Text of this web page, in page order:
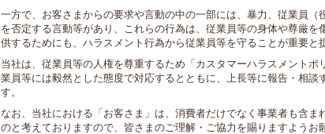
一方で、お客さまからの要求や言動の中の一部には、暴力、従業員
を否定する言動等があり、これらの行為は、従業員等の身体や尊厳
供するためにも、ハラスメント行為から従業員等を守ることが重要と
当社は、従業員等の人権を尊重するため「カスタマーハラスメント
業員等には毅然とした態度で対応するとともに、上長等に報告・相
す。
なお、当社における「お客さま」は、消費者だけでなく事業者も含
のと考えておりますので、皆さまのご理解・ご協力を賜りますようお